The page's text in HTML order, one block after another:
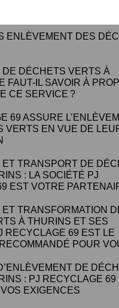
ENLÈVEMENT DES
DÉCHETS VERTS À
FAUT-IL SAVOIR À
CE SERVICE ?
69 ASSURE
VERTS EN VUE DE
TRANSPORT DE
: LA SOCIÉTÉ PJ
EST VOTRE
TRANSFORMATION
À THURINS ET SES
RECYCLAGE 69 EST LE
POUR
DE
: PJ RECYCLAGE 69
EXIGENCES